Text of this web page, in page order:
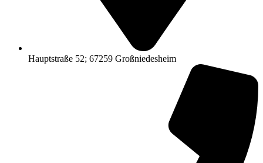
Hauptstraße 52; 67259 Großniedesheim